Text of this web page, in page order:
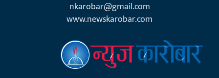
nkarobar@gmail.com
www.newskarobar.com